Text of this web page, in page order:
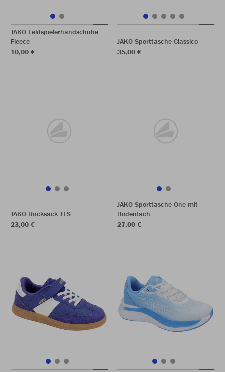
JAKO Feldspielerhandschuhe
Fleece
10,00 €
JAKO Sporttasche Classico
35,00 €
JAKO Rucksack TLS
23,00 €
JAKO Sporttasche One mit
Bodenfach
27,00 €